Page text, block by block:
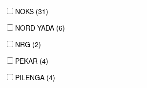
NOKS (31)
NORD YADA (6)
NRG (2)
PEKAR (4)
PILENGA (4)